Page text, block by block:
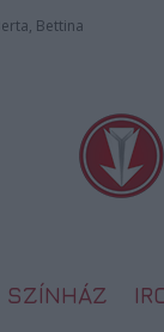
Bettina
SZÍNHÁZ